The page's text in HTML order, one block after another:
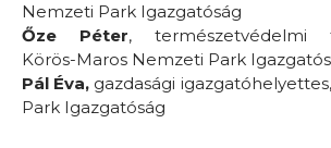
Nemzeti Park Igazgatóság
Őze Péter, természetvédelmi
Körös-Maros Nemzeti Park
Pál Éva, gazdasági
Park Igazgatóság